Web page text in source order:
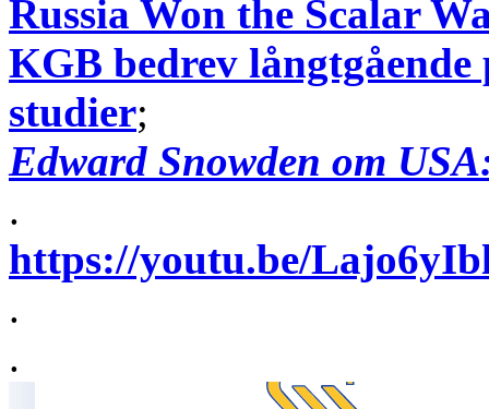
Russia Won the Scalar
KGB bedrev
studier;
Edward Snowden om
.
https://youtu.be/
.
.